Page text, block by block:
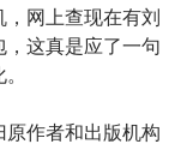
网上查现在有刘
，这真是应了一句
原作者和出版机构